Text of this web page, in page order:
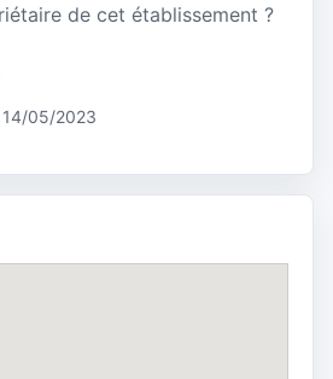
de cet établissement ?
14/05/2023